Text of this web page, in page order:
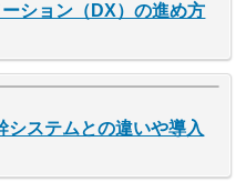
ション（DX）の進め方
システムとの違いや導入